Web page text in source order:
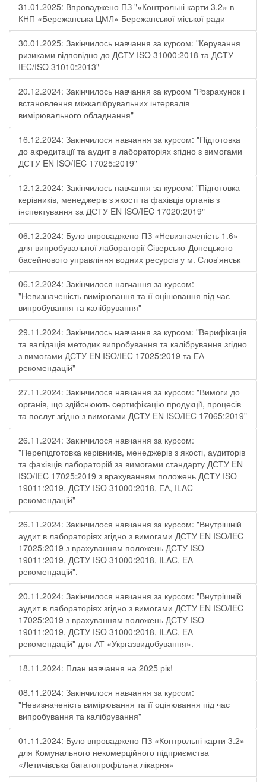
31.01.2025: Впроваджено ПЗ "«Контрольні карти 3.2» в
КНП «Бережанська ЦМЛ» Бережанської міської ради
30.01.2025: Закінчилось навчання за курсом: "Керування
ризиками відповідно до ДСТУ ISO 31000:2018 та ДСТУ
IEC/ISO 31010:2013"
20.12.2024: Закінчилось навчання за курсом "Розрахунок і
встановлення міжкалібрувальних інтервалів
вимірювального обладнання"
16.12.2024: Закінчилося навчання за курсом: "Підготовка
до акредитації та аудит в лабораторіях згідно з вимогами
ДСТУ EN ISO/IEC 17025:2019"
12.12.2024: Закінчилось навчання за курсом: "Підготовка
керівників, менеджерів з якості та фахівців органів з
інспектування за ДСТУ EN ISO/IEC 17020:2019"
06.12.2024: Було впроваджено ПЗ «Невизначеність 1.6»
для випробувальної лабораторії Cіверсько-Донецького
басейнового управління водних ресурсів у м. Слов'янськ
06.12.2024: Закінчилося навчання за курсом:
"Невизначеність вимірювання та її оцінювання під час
випробування та калібрування"
29.11.2024: Закінчилось навчання за курсом: "Верифікація
та валідація методик випробування та калібрування згідно
з вимогами ДСТУ EN ISO/IEC 17025:2019 та ЕА-
рекомендацій"
27.11.2024: Закінчилося навчання за курсом: "Вимоги до
органів, що здійснюють сертифікацію продукції, процесів
та послуг згідно з вимогами ДСТУ EN ISO/IEC 17065:2019"
26.11.2024: Закінчилося навчання за курсом:
"Перепідготовка керівників, менеджерів з якості, аудиторів
та фахівців лабораторій за вимогами стандарту ДСТУ EN
ISO/IEC 17025:2019 з врахуванням положень ДСТУ ISO
19011:2019, ДСТУ ISO 31000:2018, ЕА, ILAC-
рекомендацій"
26.11.2024: Закінчилося навчання за курсом: "Внутрішній
аудит в лабораторіях згідно з вимогами ДСТУ EN ISO/IEC
17025:2019 з врахуванням положень ДСТУ ISO
19011:2019, ДСТУ ISO 31000:2018, ILAC, EA -
рекомендацій".
20.11.2024: Закінчилося навчання за курсом: "Внутрішній
аудит в лабораторіях згідно з вимогами ДСТУ EN ISO/IEC
17025:2019 з врахуванням положень ДСТУ ISO
19011:2019, ДСТУ ISO 31000:2018, ILAC, EA -
рекомендацій" для АТ «Укргазвидобування».
18.11.2024: План навчання на 2025 рік!
08.11.2024: Закінчилося навчання за курсом:
"Невизначеність вимірювання та її оцінювання під час
випробування та калібрування"
01.11.2024: Було впроваджено ПЗ «Контрольні карти 3.2»
для Комунального некомерційного підприємства
«Летичівська багатопрофільна лікарня»